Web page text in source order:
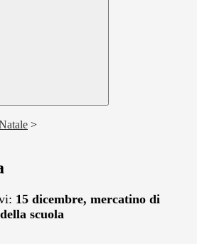
>
15 dicembre, mercatino di
scuola